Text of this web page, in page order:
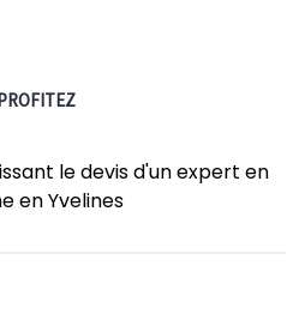
le devis d'un expert en
en Yvelines